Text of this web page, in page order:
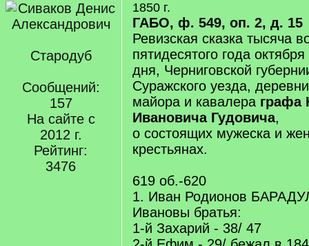
Стародуб
Сообщений:
157
На сайте с
2012 г.
Рейтинг:
3476
1850 г.
ГАБО, ф. 549, оп. 2, д. 15
Ревизская сказка тысяча
пятидесятого года
дня, Черниговской
Суражского уезда,
майора и кавалера графа
Ивановича Гудовича,
о состоящих мужеска и
крестьянах.
619 об.-620
1. Иван Родионов
Ивановы братья:
1-й Захарий - 38/ 47